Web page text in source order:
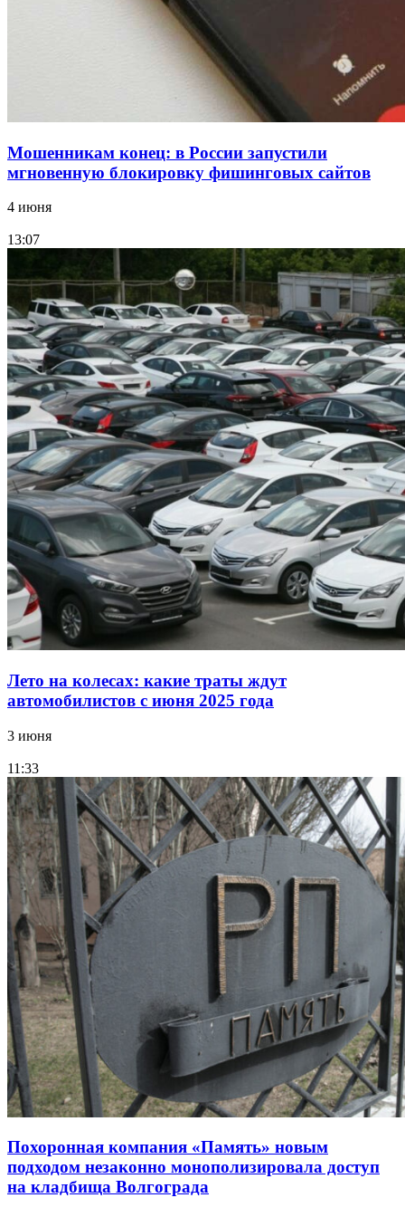
Мошенникам конец: в России запустили
мгновенную блокировку фишинговых сайтов
4 июня
13:07
Лето на колесах: какие траты ждут
автомобилистов с июня 2025 года
3 июня
11:33
Похоронная компания «Память» новым
подходом незаконно монополизировала доступ
на кладбища Волгограда